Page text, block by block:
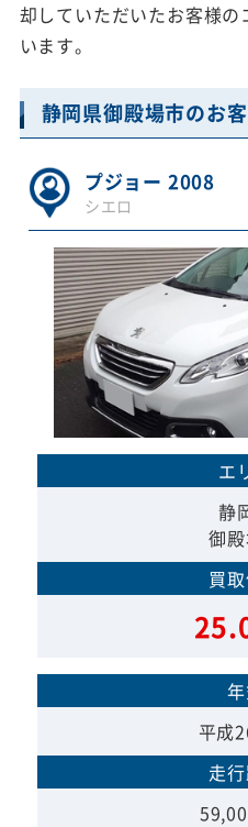
却していただいたお客様
います。
静岡県御殿場市のお
プジョー 2008
シエロ
エ
静
御
買
平成
走